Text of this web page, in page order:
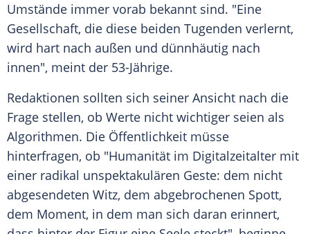
Umstände immer vorab bekannt sind. "Eine
Gesellschaft, die diese beiden Tugenden verlernt,
wird hart nach außen und dünnhäutig nach
innen", meint der 53-Jährige.
Redaktionen sollten sich seiner Ansicht nach die
Frage stellen, ob Werte nicht wichtiger seien als
Algorithmen. Die Öffentlichkeit müsse
hinterfragen, ob "Humanität im Digitalzeitalter mit
einer radikal unspektakulären Geste: dem nicht
abgesendeten Witz, dem abgebrochenen Spott,
dem Moment, in dem man sich daran erinnert,